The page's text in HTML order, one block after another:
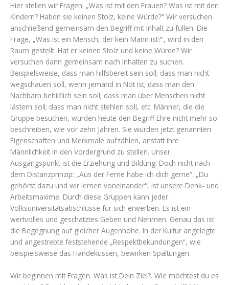
Hier stellen wir Fragen. „Was ist mit den Frauen? Was ist mit den
Kindern? Haben sie keinen Stolz, keine Würde?“ Wir versuchen
anschließend gemeinsam den Begriff mit Inhalt zu füllen. Die
Frage, „Was ist ein Mensch, der kein Mann ist?“, wird in den
Raum gestellt. Hat er keinen Stolz und keine Würde? Wir
versuchen dann gemeinsam nach Inhalten zu suchen.
Beispielsweise, dass man hilfsbereit sein soll; dass man nicht
wegschauen soll, wenn jemand in Not ist; dass man den
Nachbarn behilflich sein soll; dass man über Menschen nicht
lästern soll; dass man nicht stehlen soll, etc. Männer, die die
Gruppe besuchen, würden heute den Begriff Ehre nicht mehr so
beschreiben, wie vor zehn Jahren. Sie würden jetzt genannten
Eigenschaften und Merkmale aufzählen, anstatt ihre
Männlichkeit in den Vordergrund zu stellen. Unser
Ausgangspunkt ist die Erziehung und Bildung. Doch nicht nach
dem Distanzprinzip: „Aus der Ferne habe ich dich gerne“. „Du
gehörst dazu und wir lernen voneinander“, ist unsere Denk- und
Arbeitsmaxime. Durch diese Gruppen kann jeder
Volksuniversitätsabschlüsse für sich erwerben. Es ist ein
wertvolles und geschätztes Geben und Nehmen. Genau das ist
die Begegnung auf gleicher Augenhöhe. In der Kultur angelegte
und angestrebte feststehende „Respektbekundungen“, wie
beispielsweise das Händeküssen, bewirken Spaltungen.
Wir beginnen mit Fragen. Was ist Dein Ziel?. Wie möchtest du es